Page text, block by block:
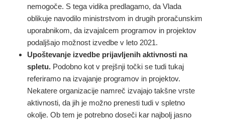
nemogoče. S tega vidika predlagamo, da Vlada
oblikuje navodilo ministrstvom in drugih proračunskim
uporabnikom, da izvajalcem programov in projektov
podaljšajo možnost izvedbe v leto 2021.
Upoštevanje izvedbe prijavljenih aktivnosti na
spletu. Podobno kot v prejšnji točki se tudi tukaj
referiramo na izvajanje programov in projektov.
Nekatere organizacije namreč izvajajo takšne vrste
aktivnosti, da jih je možno prenesti tudi v spletno
okolje. Ob tem je potrebno doseči kar najbolj jasno